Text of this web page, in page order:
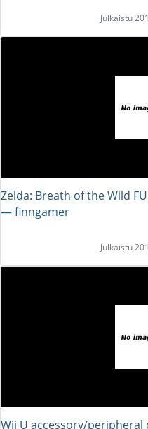
Julkaistu
Zelda: Breath of the Wild
― finngamer
Julkaistu
Wii U accessory/peripheral